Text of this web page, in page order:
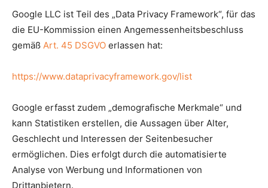
Google LLC ist Teil des „Data Privacy Framework“, für das
die EU-Kommission einen Angemessenheitsbeschluss
gemäß Art. 45 DSGVO erlassen hat:
https://www.dataprivacyframework.gov/list
Google erfasst zudem „demografische Merkmale“ und
kann Statistiken erstellen, die Aussagen über Alter,
Geschlecht und Interessen der Seitenbesucher
ermöglichen. Dies erfolgt durch die automatisierte
Analyse von Werbung und Informationen von
Drittanbietern.